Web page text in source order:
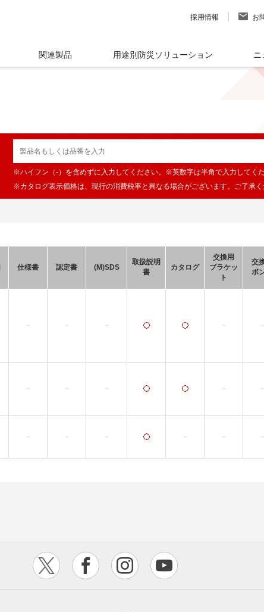
採用情報 お
関連製品 用途別防災ソリューション ニ
※ハイフン（-）を含めずに入力してください。※英数字は半角で入力してくだ
※カタログ表示価格は、現行の消費税率と異なる場合がございます。ご了承く
仕様書 認定書 (M)SDS
取扱説明
書
カタログ
交換用
ブラケッ
ト
交
ボ
－ － － － －
－ － － － －
－ － － － － －